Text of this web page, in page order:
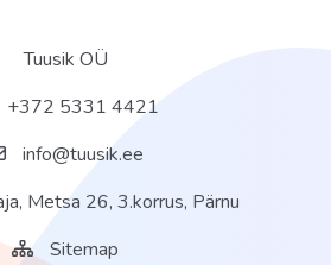
Tuusik OÜ
+372 5331 4421
info@tuusik.ee
Metsa 26, 3.korrus, Pärnu
Sitemap